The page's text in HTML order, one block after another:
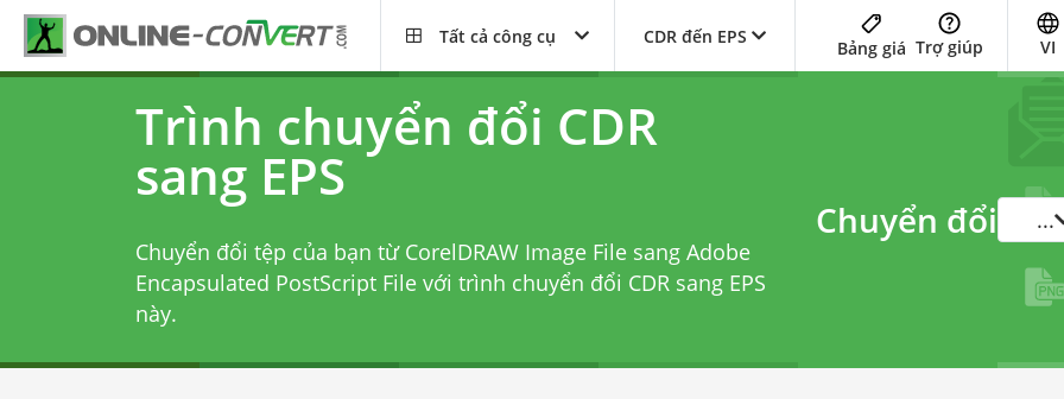
Tất cả công cụ CDR đến EPS
Bảng giá Trợ giúp VI
Trình chuyển đổi CDR
sang EPS
Chuyển đổi tệp của bạn từ CorelDRAW Image File sang Adobe
Encapsulated PostScript File với trình chuyển đổi CDR sang EPS
này.
Chuyển đổi ...